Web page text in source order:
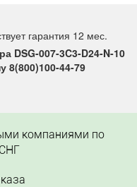
гарантия 12 мес.
DSG-007-3C3-D24-N-10
8(800)100-44-79
компаниями по